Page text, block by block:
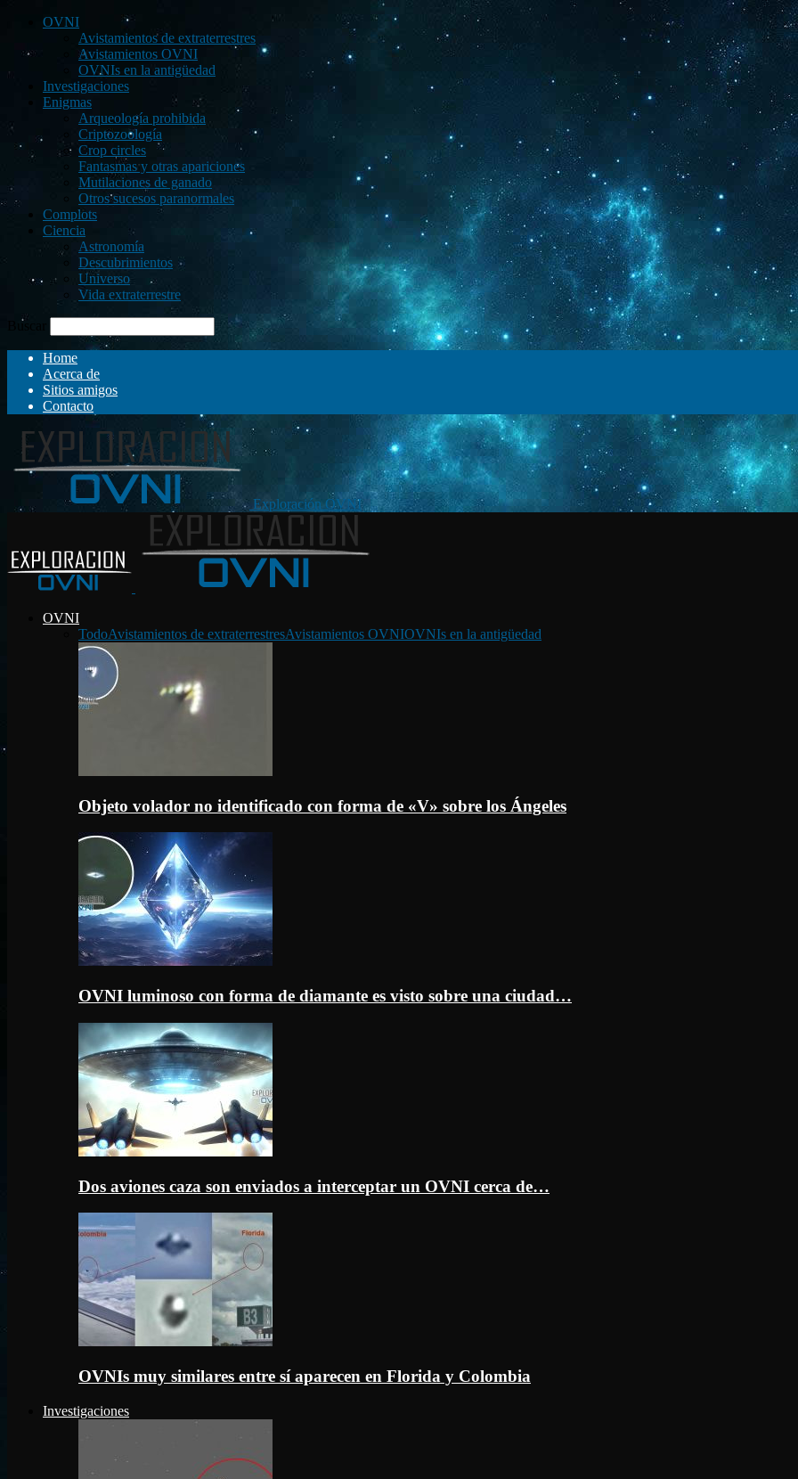
OVNI
Avistamientos de extraterrestres
Avistamientos OVNI
OVNIs en la antigüedad
Investigaciones
Enigmas
Arqueología prohibida
Criptozoología
Crop circles
Fantasmas y otras apariciones
Mutilaciones de ganado
Otros sucesos paranormales
Complots
Ciencia
Astronomía
Descubrimientos
Universo
Vida extraterrestre
Buscar
Home
Acerca de
Sitios amigos
Contacto
Exploración OVNI
OVNI
TodoAvistamientos de extraterrestresAvistamientos OVNIOVNIs en la antigüedad
Objeto volador no identificado con forma de «V» sobre los Ángeles
OVNI luminoso con forma de diamante es visto sobre una ciudad…
Dos aviones caza son enviados a interceptar un OVNI cerca de…
OVNIs muy similares entre sí aparecen en Florida y Colombia
Investigaciones